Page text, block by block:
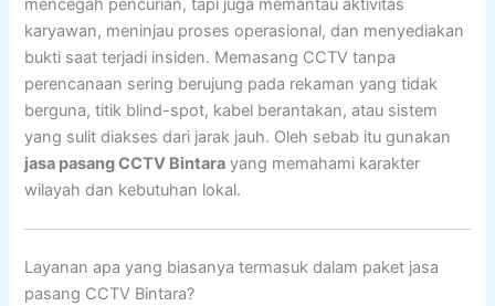
mencegah pencurian, tapi juga memantau aktivitas
karyawan, meninjau proses operasional, dan menyediakan
bukti saat terjadi insiden. Memasang CCTV tanpa
perencanaan sering berujung pada rekaman yang tidak
berguna, titik blind-spot, kabel berantakan, atau sistem
yang sulit diakses dari jarak jauh. Oleh sebab itu gunakan
jasa pasang CCTV Bintara yang memahami karakter
wilayah dan kebutuhan lokal.
Layanan apa yang biasanya termasuk dalam paket jasa
pasang CCTV Bintara?